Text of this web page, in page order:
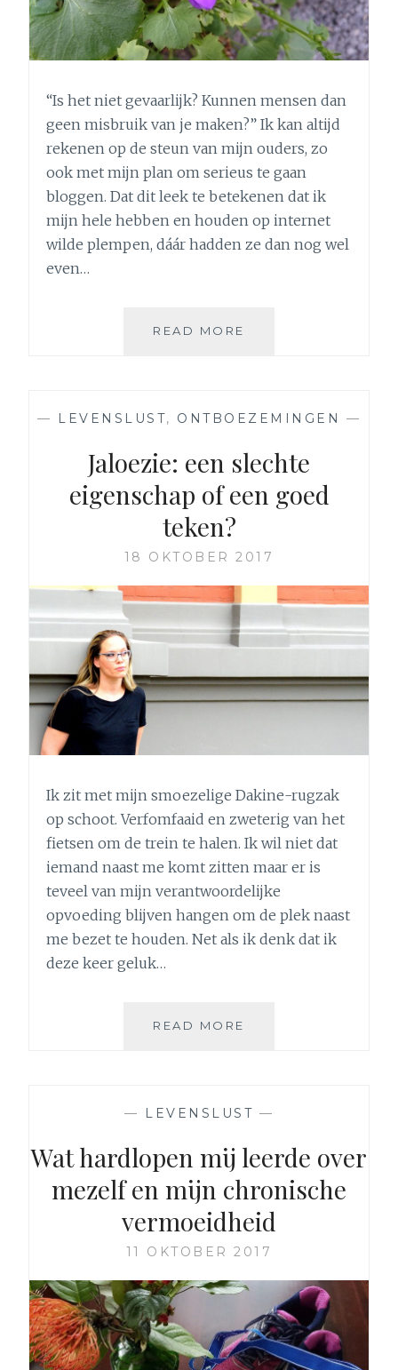
“Is het niet gevaarlijk? Kunnen mensen dan
geen misbruik van je maken?” Ik kan altijd
rekenen op de steun van mijn ouders, zo
ook met mijn plan om serieus te gaan
bloggen. Dat dit leek te betekenen dat ik
mijn hele hebben en houden op internet
wilde plempen, dáár hadden ze dan nog wel
even…
READ MORE
WAT
DE
TUSSEN
ECHT
ZIJN
EN
JOUW
PRIVACY?
— LEVENSLUST, ONTBOEZEMINGEN —
Jaloezie: een slechte
eigenschap of een goed
teken?
18 OKTOBER 2017
Ik zit met mijn smoezelige Dakine-rugzak
op schoot. Verfomfaaid en zweterig van het
fietsen om de trein te halen. Ik wil niet dat
iemand naast me komt zitten maar er is
teveel van mijn verantwoordelijke
opvoeding blijven hangen om de plek naast
me bezet te houden. Net als ik denk dat ik
deze keer geluk…
READ MORE
EEN
TEKEN?
— LEVENSLUST —
Wat hardlopen mij leerde over
mezelf en mijn chronische
vermoeidheid
11 OKTOBER 2017